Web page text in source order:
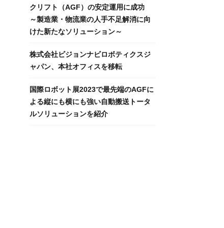
クリフト（AGF）の安定運用に成功
～製造業・物流業の人手不足解消に向
けた新たなソリューション～
株式会社ビジョンナビロボティクスジ
ャパン、本社オフィスを移転
国際ロボット展2023で最先端のAGFに
よる縦にも横にも強い自動搬送トータ
ルソリューションを紹介